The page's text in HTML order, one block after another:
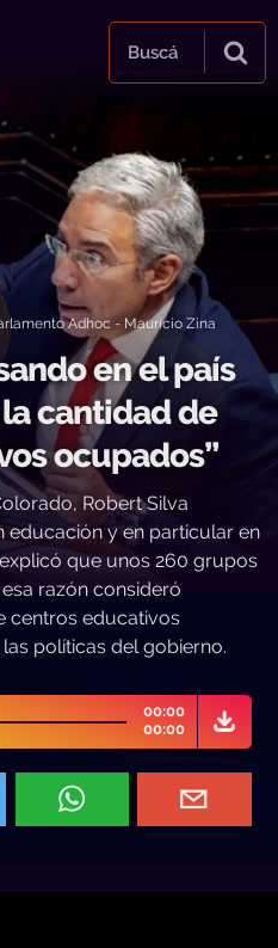
Buscá
Adhoc - Mauricio Zina
en el país
cantidad de
ocupados”
Robert Silva
educación y en particular en
que unos 260 grupos
razón consideró
centros educativos
políticas del gobierno.
00:00
00:00